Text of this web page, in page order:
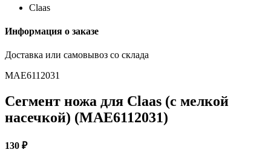
Claas
Информация о заказе
Доставка или самовывоз со склада
MAE6112031
Сегмент ножа для Claas (с мелкой
насечкой) (MAE6112031)
130 ₽